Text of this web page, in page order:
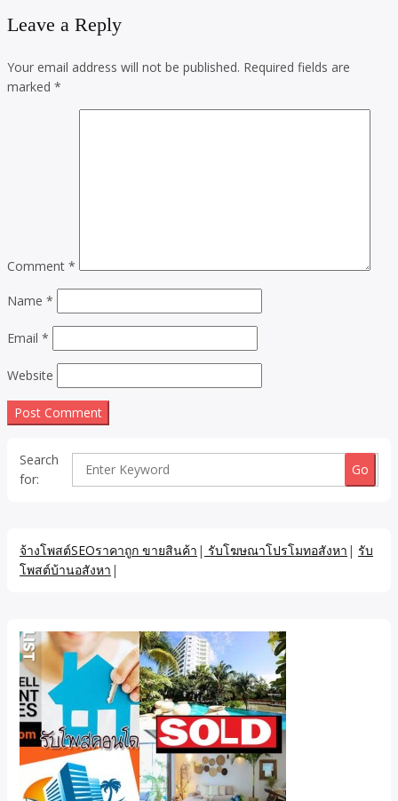
Leave a Reply
Your email address will not be published. Required fields are
marked *
Comment *
Name *
Email *
Website
Search
for:
จ้างโพสต์SEOราคาถูก ขายสินค้า | รับโฆษณาโปรโมทอสังหา | รับ
โพสต์บ้านอสังหา |